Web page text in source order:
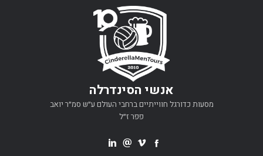
אנשי הסינדרלה
מסעות כדורגל חווייתיים ברחבי העולם ע״ש סמ״ר יואב
פפר ז״ל